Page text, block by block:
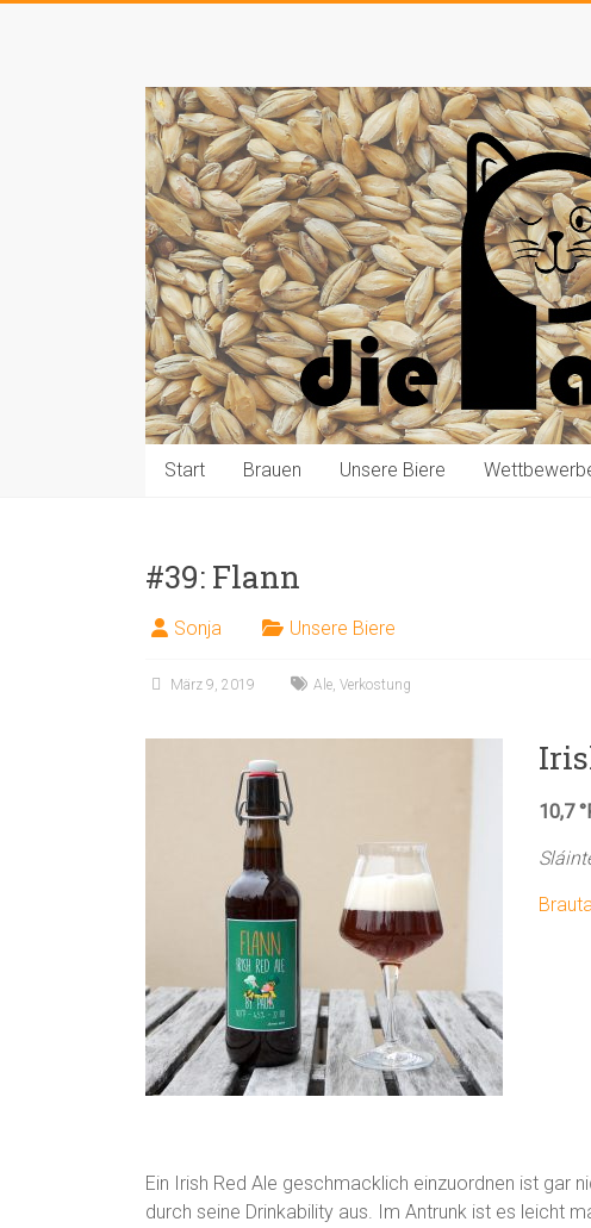
Die
Pauls
brauen
Bier
Start Brauen Unsere Biere
#39: Flann
Sonja Unsere Biere
März 9, 2019 Ale, Verkostung
10,7
Ein Irish Red Ale geschmacklich einzuordnen ist gar
durch seine Drinkability aus. Im Antrunk ist es leicht